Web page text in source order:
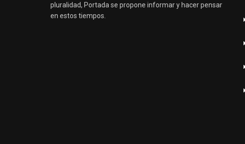
pluralidad, Portada se propone informar y hacer pensar
en estos tiempos.